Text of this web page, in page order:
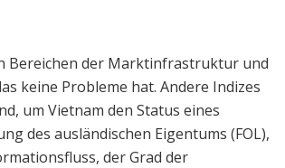
Bereichen der Marktinfrastruktur und
keine Probleme hat. Andere Indizes
um Vietnam den Status eines
des ausländischen Eigentums (FOL),
der Grad der